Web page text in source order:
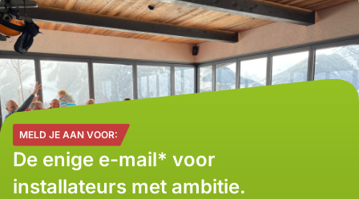
MELD JE AAN VOOR:
De enige e-mail* voor
installateurs met ambitie.